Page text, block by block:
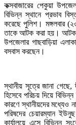
কক্সবাজারের পেকুয়া
বিভিন্ন স্থানে প্রভাব
করেছে পুলিশ। মঙ্গলবার
তাকে আটক করা হয়। আটক
উপজেলার গাছবাড়িয়া
বসবাস করছেন।
স্থানীয় সূত্রে জানা গেছে,
হিসেবে পরিচয় দিয়ে
কারণে স্থানীয়দের মধ্যেও
পরিষদের চেয়ারম্যান
কার্যালয়ে এসে বিভিন্ন